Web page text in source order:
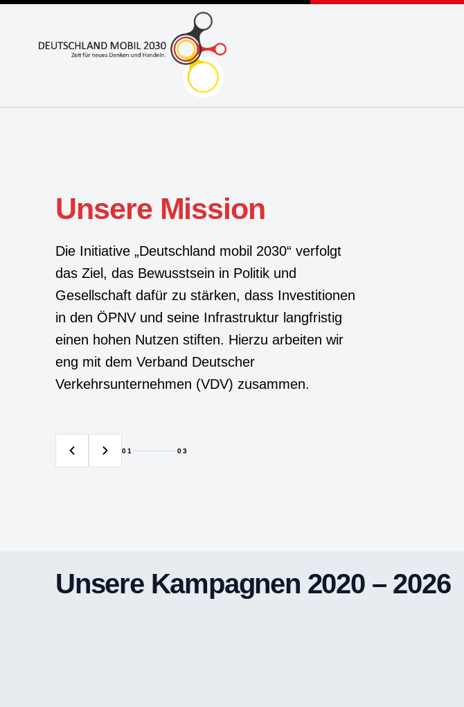
Unsere Mission
Die Initiative „Deutschland mobil 2030“ verfolgt
das Ziel, das Bewusstsein in Politik und
Gesellschaft dafür zu stärken, dass Investitionen
in den ÖPNV und seine Infrastruktur langfristig
einen hohen Nutzen stiften. Hierzu arbeiten wir
eng mit dem Verband Deutscher
Verkehrsunternehmen (VDV) zusammen.
01 03
Unsere Kampagnen 2020 – 2026